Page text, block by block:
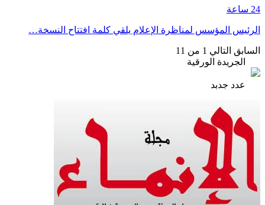
24 ساعة
الرئيس المؤسس لمناظرة الإعلام يلقي كلمة افتتاح النسخة…
السابق التالي 1 من 11
الجريدة الورقية
عدد جدبد